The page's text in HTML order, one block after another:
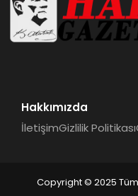
Hakkımızda
İletişimGizlilik Politikası
Copyright © 2025 Tüm